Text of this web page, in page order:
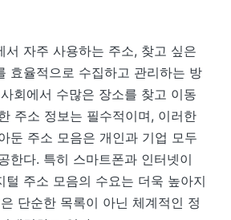
서 자주 사용하는 주소, 찾고 싶은
효율적으로 수집하고 관리하는 방
회에서 수많은 장소를 찾고 이동
주소 정보는 필수적이며, 이러한
둔 주소 모음은 개인과 기업 모두
한다. 특히 스마트폰과 인터넷이
털 주소 모음의 수요는 더욱 높아지
단순한 목록이 아닌 체계적인 정